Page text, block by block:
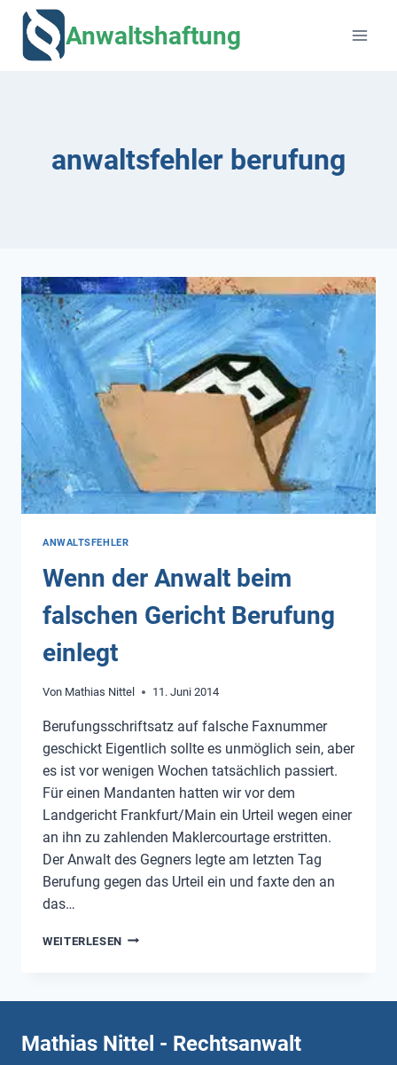
Zum
Inhalt
springen
Anwaltshaftung
anwaltsfehler berufung
ANWALTSFEHLER
Wenn der Anwalt beim
falschen Gericht Berufung
einlegt
Von Mathias Nittel 11. Juni 2014
Berufungsschriftsatz auf falsche Faxnummer
geschickt Eigentlich sollte es unmöglich sein, aber
es ist vor wenigen Wochen tatsächlich passiert.
Für einen Mandanten hatten wir vor dem
Landgericht Frankfurt/Main ein Urteil wegen einer
an ihn zu zahlenden Maklercourtage erstritten.
Der Anwalt des Gegners legte am letzten Tag
Berufung gegen das Urteil ein und faxte den an
das…
WEITERLESEN WENN
BERUFUNG
Mathias Nittel - Rechtsanwalt